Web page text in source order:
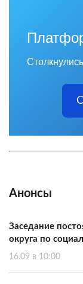
Анонсы
Заседание
округа по
16.09 в 10:00